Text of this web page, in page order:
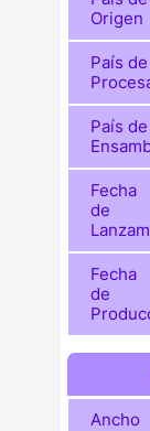
Origen
País de
País de
Fecha
de
Fecha
de
Ancho